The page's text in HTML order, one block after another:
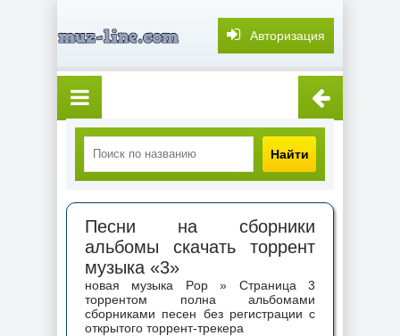
Авторизация
Найти
Песни на сборники
альбомы скачать торрент
музыка «3»
новая музыка Pop » Страница 3
торрентом полна альбомами
сборниками песен без регистрации с
открытого торрент-трекера